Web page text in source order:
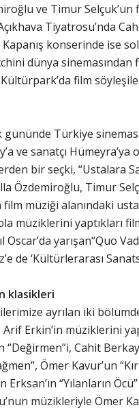
ve Timur
Tiyatrosu’nda
konserinde ise
dünya
Kültürpark’da film
gününde Türkiye
ve sanatçı
bir seçki, “Ustalara
Özdemiroğlu, Timur
film müziği alanındaki
müziklerini yaptıkları
Oscar’da yarışan“Quo
de ‘Kültürlerarası
klasikleri
ayrılan iki
Erkin’in müziklerini
“Değirmen”i, Cahit
Ömer Kavur’un
Erksan’ın “Yılanların
müzikleriyle Ömer